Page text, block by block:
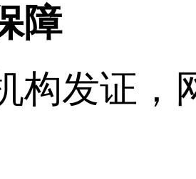
障
构发证，